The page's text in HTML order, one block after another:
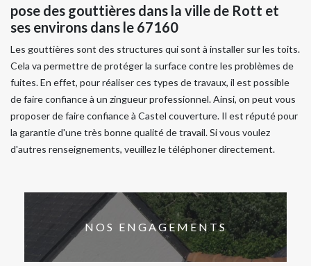
pose des gouttières dans la ville de Rott et
ses environs dans le 67160
Les gouttières sont des structures qui sont à installer sur les toits.
Cela va permettre de protéger la surface contre les problèmes de
fuites. En effet, pour réaliser ces types de travaux, il est possible
de faire confiance à un zingueur professionnel. Ainsi, on peut vous
proposer de faire confiance à Castel couverture. Il est réputé pour
la garantie d'une très bonne qualité de travail. Si vous voulez
d'autres renseignements, veuillez le téléphoner directement.
NOS ENGAGEMENTS